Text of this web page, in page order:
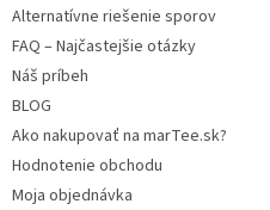
Alternatívne riešenie sporov
FAQ – Najčastejšie otázky
Náš príbeh
BLOG
Ako nakupovať na marTee.sk?
Hodnotenie obchodu
Moja objednávka